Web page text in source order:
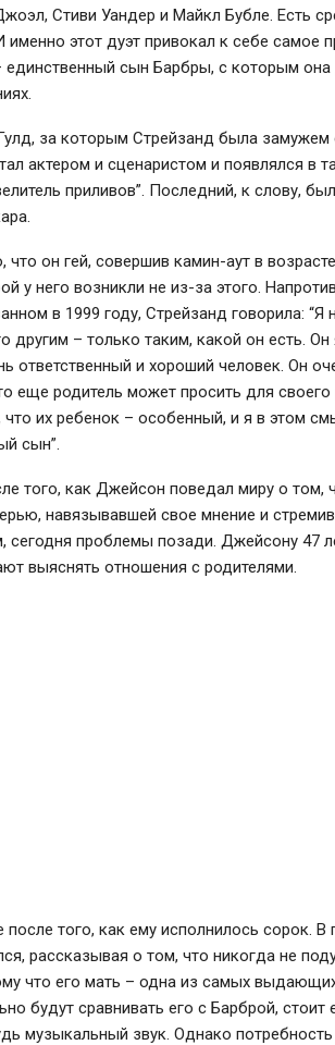
Стиви Уандер и Майкл Бубле. Есть
этот дуэт привокал к себе самое
сын Барбры, с которым она
за которым Стрейзанд была замужем
актером и сценаристом и появлялся в
приливов”. Последний, к слову,
он гей, совершив камин-аут в
у него возникли не из-за этого.
в 1999 году, Стрейзанд говорила: “Я
– только таким, какой он есть. Он
ответственный и хороший человек. Он
еще родитель может просить для своего
их ребенок – особенный, и я в этом
сын”.
того, как Джейсон поведал миру о том,
навязывавшей свое мнение и
проблемы позади. Джейсону 47
выяснять отношения с родителями.
того, как ему исполнилось сорок. В
рассказывая о том, что никогда не
что его мать – одна из самых
будут сравнивать его с Барброй, стоит
музыкальный звук. Однако